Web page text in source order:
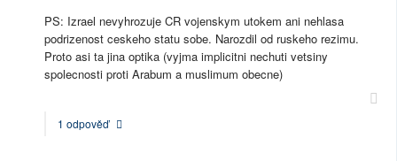
PS: Izrael nevyhrozuje CR vojenskym utokem ani nehlasa
podrizenost ceskeho statu sobe. Narozdil od ruskeho rezimu.
Proto asi ta jina optika (vyjma implicitni nechuti vetsiny
spolecnosti proti Arabum a muslimum obecne)
1 odpověď